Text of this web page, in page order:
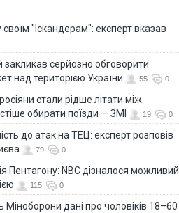
своїм "Іскандерам": експерт вказав
закликав серйозно обговорити
над територією України
55 0
стали рідше літати між
обирати поїзди — ЗМІ
19 0
до атак на ТЕЦ: експерт розповів
79 0
Пентагону: NBC дізналося можливий
115 0
дані про чоловіків 18–60